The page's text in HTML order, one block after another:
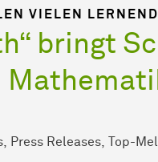
VIELEN
bringt
Press Releases Top-